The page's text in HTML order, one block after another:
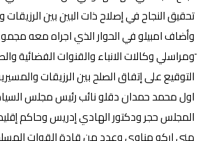
تحقيق النجاح في إصلاح ذات البين بين
وأضاف امبيلو في الحوار الذي اجراه معه
َومراسلي وكالات الانباء والقنوات الفضائية
التوقيع على إتفاق الصلح بين الرزيقات
اول محمد حمدان دقلو نائب رئيس مجلس
المجلس حجر ودكتور الهادي إدريس وحاكم